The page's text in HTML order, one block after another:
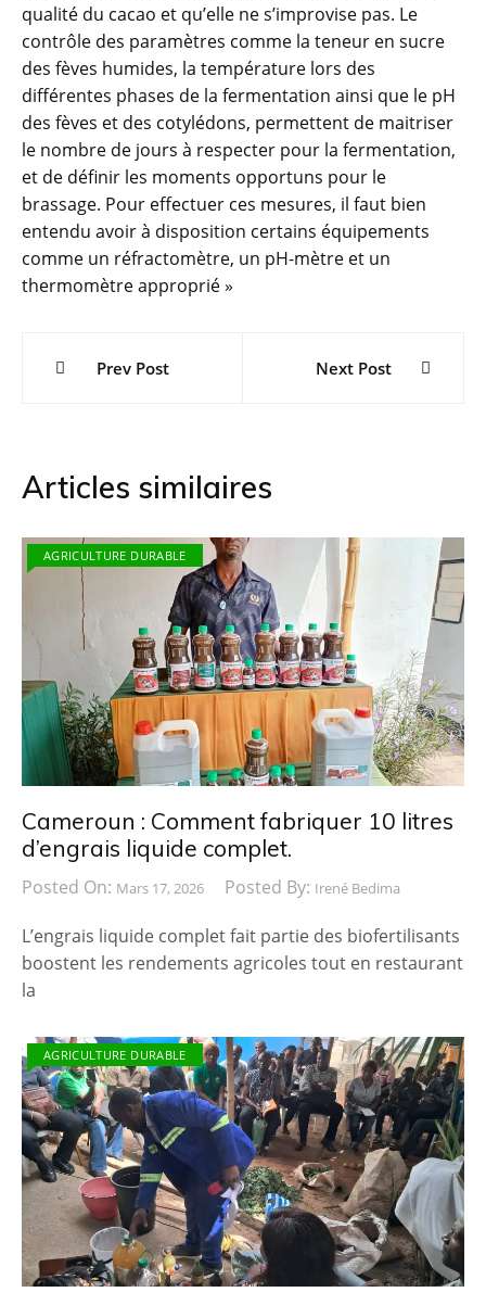
qualité du cacao et qu’elle ne s’improvise pas. Le
contrôle des paramètres comme la teneur en sucre
des fèves humides, la température lors des
différentes phases de la fermentation ainsi que le pH
des fèves et des cotylédons, permettent de maitriser
le nombre de jours à respecter pour la fermentation,
et de définir les moments opportuns pour le
brassage. Pour effectuer ces mesures, il faut bien
entendu avoir à disposition certains équipements
comme un réfractomètre, un pH-mètre et un
thermomètre approprié »
Prev Post Next Post
Articles similaires
AGRICULTURE DURABLE
Cameroun : Comment fabriquer 10 litres
d’engrais liquide complet.
Posted On: Mars 17, 2026 Posted By: Irené Bedima
L’engrais liquide complet fait partie des biofertilisants
boostent les rendements agricoles tout en restaurant
la
AGRICULTURE DURABLE